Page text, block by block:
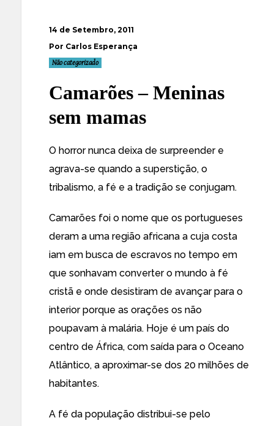
14 de Setembro, 2011
Por Carlos Esperança
Não categorizado
Camarões – Meninas
sem mamas
O horror nunca deixa de surpreender e
agrava-se quando a superstição, o
tribalismo, a fé e a tradição se conjugam.
Camarões foi o nome que os portugueses
deram a uma região africana a cuja costa
iam em busca de escravos no tempo em
que sonhavam converter o mundo à fé
cristã e onde desistiram de avançar para o
interior porque as orações os não
poupavam à malária. Hoje é um país do
centro de África, com saída para o Oceano
Atlântico, a aproximar-se dos 20 milhões de
habitantes.
A fé da população distribui-se pelo